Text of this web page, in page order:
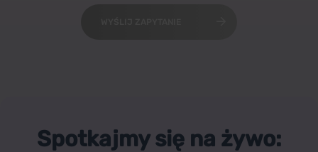
Spotkajmy się na żywo: